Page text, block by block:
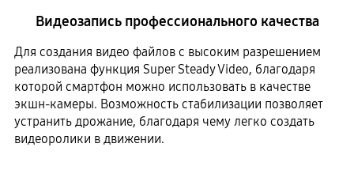
Видеозапись профессионального качества
Для создания видео файлов с высоким разрешением
реализована функция Super Steady Video, благодаря
которой смартфон можно использовать в качестве
экшн-камеры. Возможность стабилизации позволяет
устранить дрожание, благодаря чему легко создать
видеоролики в движении.